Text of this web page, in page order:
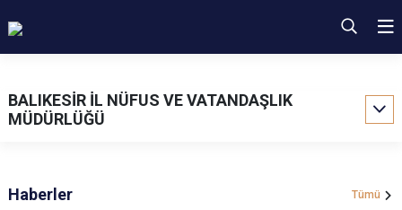
BALIKESİR İL NÜFUS VE VATANDAŞLIK
MÜDÜRLÜĞÜ
Haberler Tümü